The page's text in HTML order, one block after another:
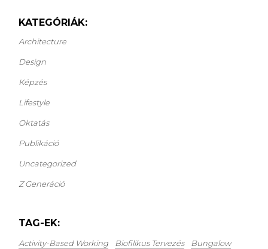
KATEGÓRIÁK:
Architecture
Design
Képzés
Lifestyle
Oktatás
Publikáció
Uncategorized
Z Generáció
TAG-EK:
Activity-Based Working Biofilikus Tervezés
Bungalow